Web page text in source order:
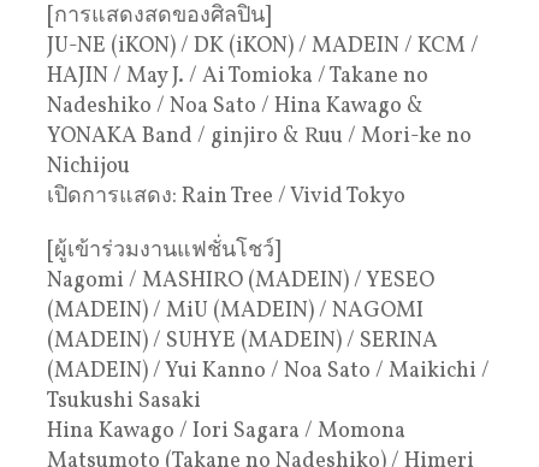
[การแสดงสดของศิลปิน]
JU-NE (iKON) / DK (iKON) / MADEIN / KCM /
HAJIN / May J. / Ai Tomioka / Takane no
Nadeshiko / Noa Sato / Hina Kawago &
YONAKA Band / ginjiro & Ruu / Mori-ke no
Nichijou
เปิดการแสดง: Rain Tree / Vivid Tokyo
[ผู้เข้าร่วมงานแฟชั่นโชว์]
Nagomi / MASHIRO (MADEIN) / YESEO
(MADEIN) / MiU (MADEIN) / NAGOMI
(MADEIN) / SUHYE (MADEIN) / SERINA
(MADEIN) / Yui Kanno / Noa Sato / Maikichi /
Tsukushi Sasaki
Hina Kawago / Iori Sagara / Momona